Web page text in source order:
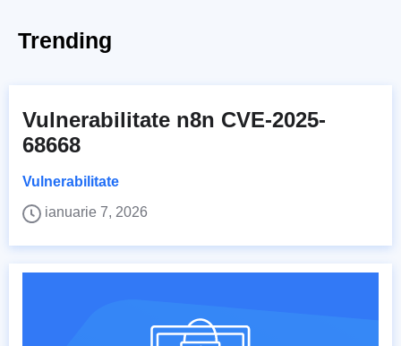
Trending
Vulnerabilitate n8n CVE-2025-
68668
Vulnerabilitate
ianuarie 7, 2026